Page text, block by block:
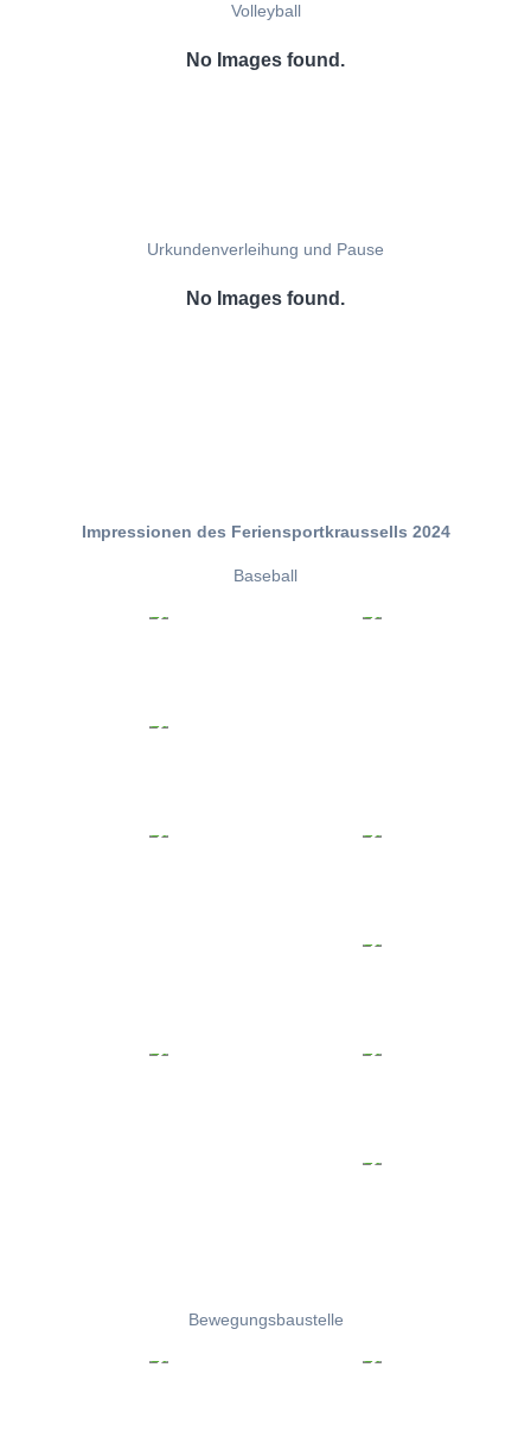
Volleyball
No Images found.
Urkundenverleihung und Pause
No Images found.
Impressionen des Feriensportkraussells 2024
Baseball
Bewegungsbaustelle